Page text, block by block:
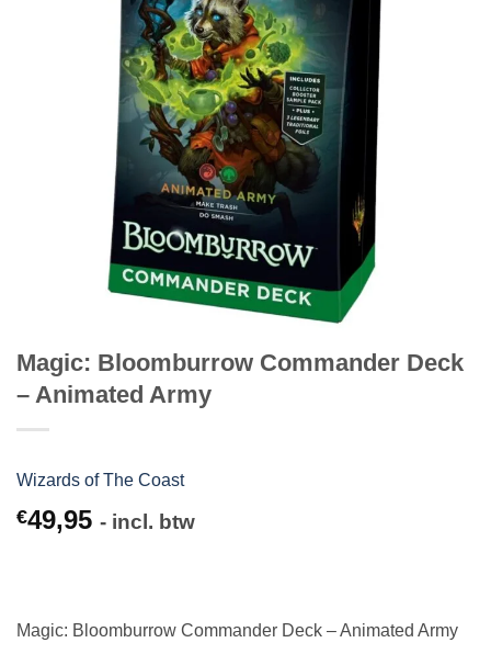
Magic: Bloomburrow Commander Deck
– Animated Army
Wizards of The Coast
€49,95 - incl. btw
Magic: Bloomburrow Commander Deck – Animated Army